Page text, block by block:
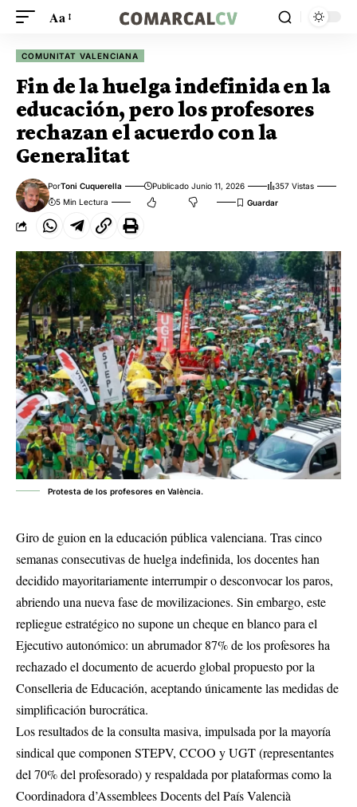
Aa
COMUNITAT VALENCIANA
Fin de la huelga indefinida en la
educación, pero los profesores
rechazan el acuerdo con la
Generalitat
PorToni Cuquerella Publicado Junio 11, 2026
357 Vistas
5 Min Lectura
Protesta de los profesores en València.
Giro de guion en la educación pública valenciana. Tras cinco
semanas consecutivas de huelga indefinida, los docentes han
decidido mayoritariamente interrumpir o desconvocar los paros,
abriendo una nueva fase de movilizaciones. Sin embargo, este
repliegue estratégico no supone un cheque en blanco para el
Ejecutivo autonómico: un abrumador 87% de los profesores ha
rechazado el documento de acuerdo global propuesto por la
Conselleria de Educación, aceptando únicamente las medidas de
simplificación burocrática.
Los resultados de la consulta masiva, impulsada por la mayoría
sindical que componen STEPV, CCOO y UGT (representantes
del 70% del profesorado) y respaldada por plataformas como la
Coordinadora d’Assemblees Docents del País Valencià